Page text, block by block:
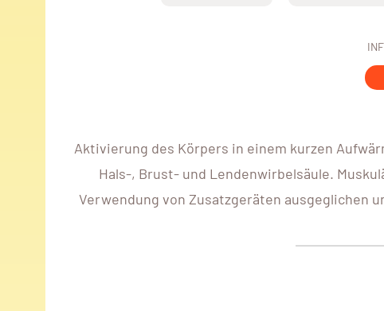
Aktivierung des Körpers in einem kurzen
Hals-, Brust- und Lendenwirbelsäule.
Verwendung von Zusatzgeräten ausgeglichen